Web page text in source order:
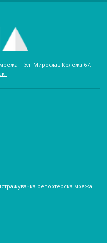
мрежа | Ул. Мирослав Крлежа 67,
репортерска мрежа